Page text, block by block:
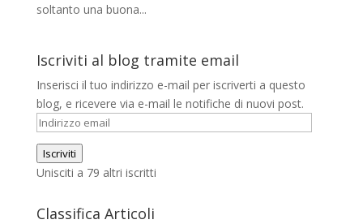
soltanto una buona...
Iscriviti al blog tramite email
Inserisci il tuo indirizzo e-mail per iscriverti a questo
blog, e ricevere via e-mail le notifiche di nuovi post.
Indirizzo
email
Iscriviti
Unisciti a 79 altri iscritti
Classifica Articoli